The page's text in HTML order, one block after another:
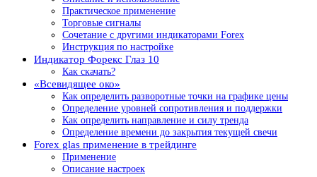
Практическое применение
Торговые сигналы
Сочетание с другими индикаторами Forex
Инструкция по настройке
Индикатор Форекс Глаз 10
Как скачать?
«Всевидящее око»
Как определить разворотные точки на графике цены
Определение уровней сопротивления и поддержки
Как определить направление и силу тренда
Определение времени до закрытия текущей свечи
Forex glas применение в трейдинге
Применение
Описание настроек